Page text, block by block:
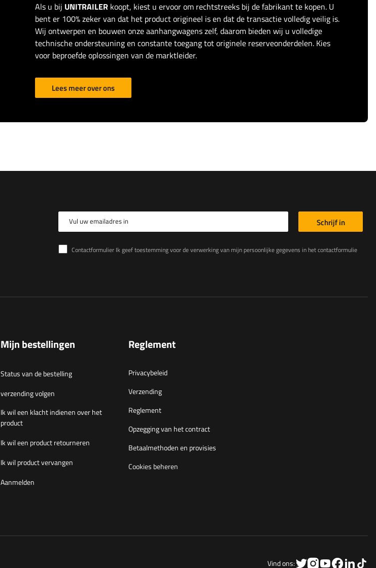
Als u bij UNITRAILER koopt, kiest u ervoor om rechtstreeks bij de fabrikant te kopen. U
bent er 100% zeker van dat het product origineel is en dat de transactie volledig veilig is.
Wij ontwerpen en bouwen onze aanhangwagens zelf, daarom bieden wij u volledige
technische ondersteuning en constante toegang tot originele reserveonderdelen. Kies
voor beproefde oplossingen van de marktleider.
Lees meer over ons
Vul uw emailadres in
Contactformulier Ik geef toestemming voor de verwerking van mijn persoonlijke gegevens in het contactformulier in overeenstemming met de Verordening van het Europees Parlement en de Raad (EU)
Schrijf in
Mijn bestellingen
Status van de bestelling
verzending volgen
Ik wil een klacht indienen over het
product
Ik wil een product retourneren
Ik wil product vervangen
Aanmelden
Reglement
Privacybeleid
Verzending
Reglement
Opzegging van het contract
Betaalmethoden en provisies
Cookies beheren
Vind ons: